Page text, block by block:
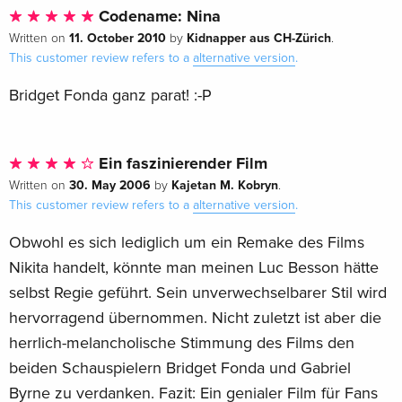
Codename: Nina
Written on 11. October 2010 by Kidnapper aus CH-Zürich.
This customer review refers to a alternative version.
Bridget Fonda ganz parat! :-P
Ein faszinierender Film
Written on 30. May 2006 by Kajetan M. Kobryn.
This customer review refers to a alternative version.
Obwohl es sich lediglich um ein Remake des Films
Nikita handelt, könnte man meinen Luc Besson hätte
selbst Regie geführt. Sein unverwechselbarer Stil wird
hervorragend übernommen. Nicht zuletzt ist aber die
herrlich-melancholische Stimmung des Films den
beiden Schauspielern Bridget Fonda und Gabriel
Byrne zu verdanken. Fazit: Ein genialer Film für Fans